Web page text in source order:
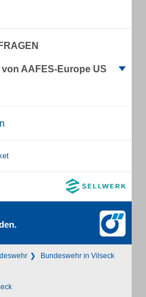
AAFES-Europe US
Bundeswehr in Vilseck